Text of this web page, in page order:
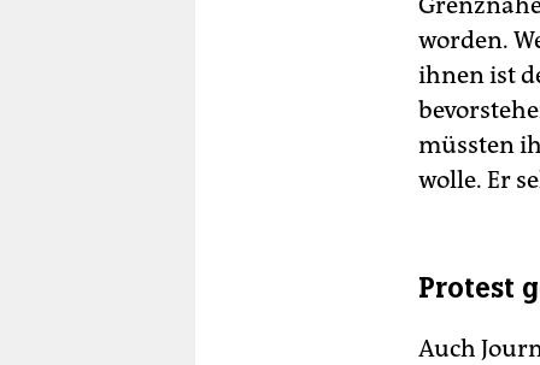
worden.
ihnen ist
müssten
wolle. Er
Protest
Auch